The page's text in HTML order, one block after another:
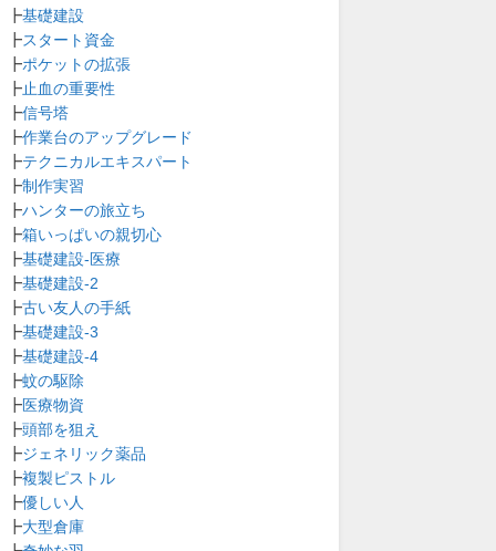
┣基礎建設
┣スタート資金
┣ポケットの拡張
┣ 止血の重要性
┣信号塔
┣作業台のアップグレード
┣テクニカルエキスパート
┣制作実習
┣ハンターの旅立ち
┣箱いっぱいの親切心
┣基礎建設-医療
┣基礎建設-2
┣古い友人の手紙
┣基礎建設-3
┣基礎建設-4
┣蚊の駆除
┣ 医療物資
┣頭部を狙え
┣ジェネリック薬品
┣複製ピストル
┣優しい人
┣大型倉庫